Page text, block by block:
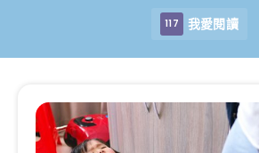
117 我愛閱讀